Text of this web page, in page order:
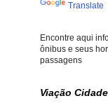
Translate
Encontre aqui
ônibus e seus
passagens
Viação